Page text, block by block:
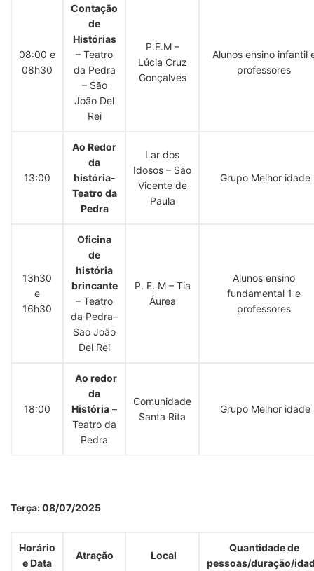
08:00 e
08h30
Contação
de
Histórias
– Teatro
da Pedra
– São
João Del
Rei
P.E.M –
Lúcia Cruz
Gonçalves
Alunos ensino infantil
professores
13:00
Ao Redor
da
história-
Teatro da
Pedra
Lar dos
Idosos – São
Vicente de
Paula
Grupo Melhor idade
13h30
e
16h30
Oficina
de
história
brincante
– Teatro
da Pedra–
São João
Del Rei
P. E. M – Tia
Áurea
Alunos ensino
fundamental 1 e
professores
18:00
Ao redor
da
História –
Teatro da
Pedra
Comunidade
Santa Rita
Grupo Melhor idade
Terça: 08/07/2025
Horário
e Data
Atração Local
Quantidade de
pessoas/duração/